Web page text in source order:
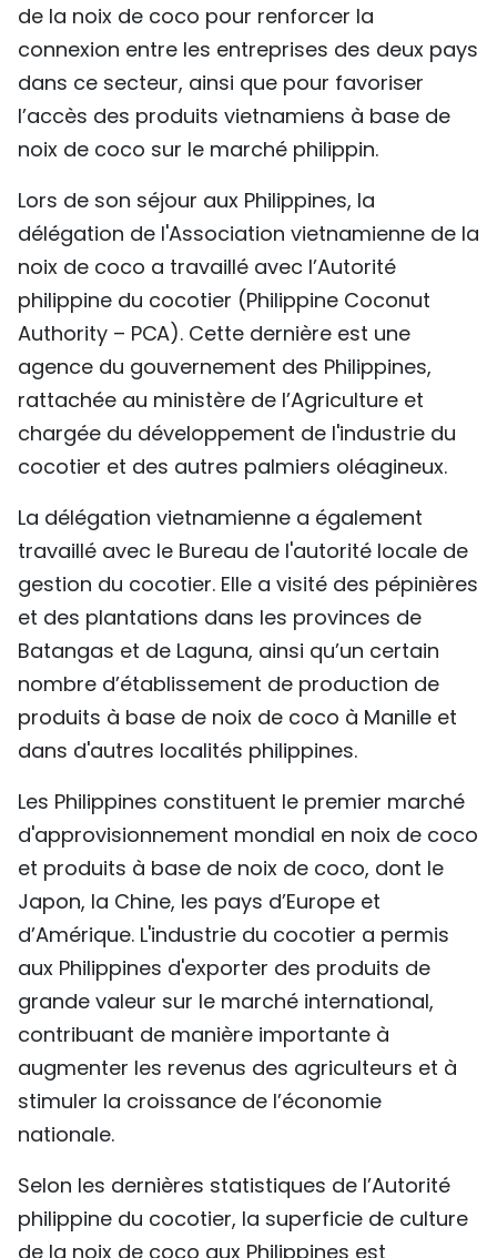
de la noix de coco pour renforcer la
connexion entre les entreprises des deux pays
dans ce secteur, ainsi que pour favoriser
l’accès des produits vietnamiens à base de
noix de coco sur le marché philippin.
Lors de son séjour aux Philippines, la
délégation de l'Association vietnamienne de la
noix de coco a travaillé avec l’Autorité
philippine du cocotier (Philippine Coconut
Authority – PCA). Cette dernière est une
agence du gouvernement des Philippines,
rattachée au ministère de l’Agriculture et
chargée du développement de l'industrie du
cocotier et des autres palmiers oléagineux.
La délégation vietnamienne a également
travaillé avec le Bureau de l'autorité locale de
gestion du cocotier. Elle a visité des pépinières
et des plantations dans les provinces de
Batangas et de Laguna, ainsi qu’un certain
nombre d’établissement de production de
produits à base de noix de coco à Manille et
dans d'autres localités philippines.
Les Philippines constituent le premier marché
d'approvisionnement mondial en noix de coco
et produits à base de noix de coco, dont le
Japon, la Chine, les pays d’Europe et
d’Amérique. L'industrie du cocotier a permis
aux Philippines d'exporter des produits de
grande valeur sur le marché international,
contribuant de manière importante à
augmenter les revenus des agriculteurs et à
stimuler la croissance de l’économie
nationale.
Selon les dernières statistiques de l’Autorité
philippine du cocotier, la superficie de culture
de la noix de coco aux Philippines est